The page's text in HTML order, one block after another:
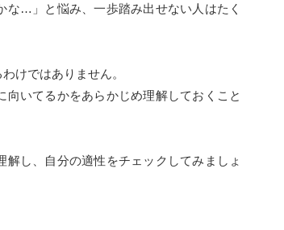
な…」と悩み、一歩踏み出せない人はたく
けではありません。
いてるかをあらかじめ理解しておくこと
し、自分の適性をチェックしてみましょ記事を読む